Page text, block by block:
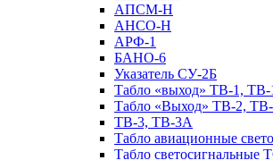
АПСМ-Н
АНСО-Н
АРФ-1
БАНО-6
Указатель СУ-2Б
Табло «выход» ТВ-1,
Табло «Выход» ТВ-2,
ТВ-3, ТВ-3А
Табло авиационные
Табло